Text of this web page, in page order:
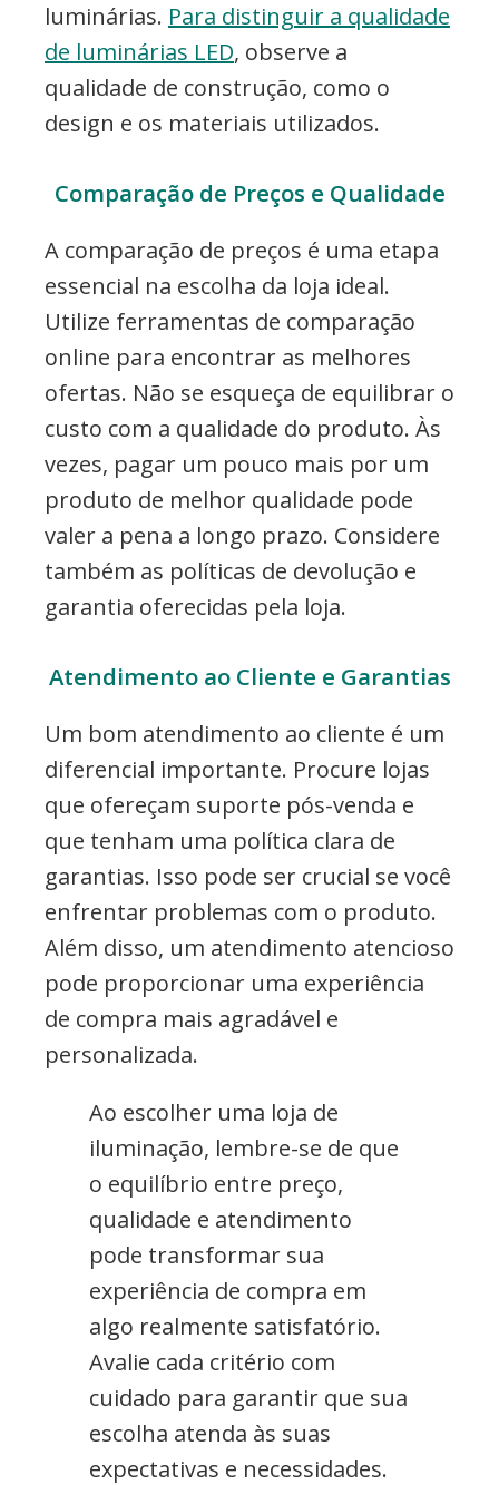
luminárias. Para distinguir a qualidade
de luminárias LED, observe a
qualidade de construção, como o
design e os materiais utilizados.
Comparação de Preços e Qualidade
A comparação de preços é uma etapa
essencial na escolha da loja ideal.
Utilize ferramentas de comparação
online para encontrar as melhores
ofertas. Não se esqueça de equilibrar o
custo com a qualidade do produto. Às
vezes, pagar um pouco mais por um
produto de melhor qualidade pode
valer a pena a longo prazo. Considere
também as políticas de devolução e
garantia oferecidas pela loja.
Atendimento ao Cliente e Garantias
Um bom atendimento ao cliente é um
diferencial importante. Procure lojas
que ofereçam suporte pós-venda e
que tenham uma política clara de
garantias. Isso pode ser crucial se você
enfrentar problemas com o produto.
Além disso, um atendimento atencioso
pode proporcionar uma experiência
de compra mais agradável e
personalizada.
Ao escolher uma loja de
iluminação, lembre-se de que
o equilíbrio entre preço,
qualidade e atendimento
pode transformar sua
experiência de compra em
algo realmente satisfatório.
Avalie cada critério com
cuidado para garantir que sua
escolha atenda às suas
expectativas e necessidades.